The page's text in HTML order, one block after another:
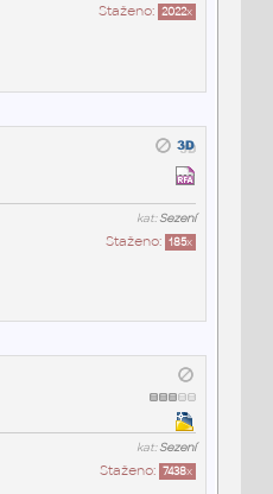
Staženo: 2022x
kat:Sezení
Staženo: 185x
kat:Sezení
Staženo: 7438x